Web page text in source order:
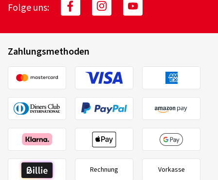
Folge uns:
Zahlungsmethoden
Rechnung Vorkasse